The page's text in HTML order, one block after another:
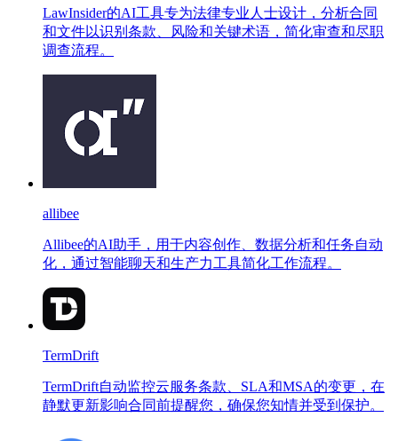
LawInsider的AI工具专为法律专业人士设计，分析合同
和文件以识别条款、风险和关键术语，简化审查和尽职
调查流程。
allibee
Allibee的AI助手，用于内容创作、数据分析和任务自动
化，通过智能聊天和生产力工具简化工作流程。
TermDrift
TermDrift自动监控云服务条款、SLA和MSA的变更，在
静默更新影响合同前提醒您，确保您知情并受到保护。